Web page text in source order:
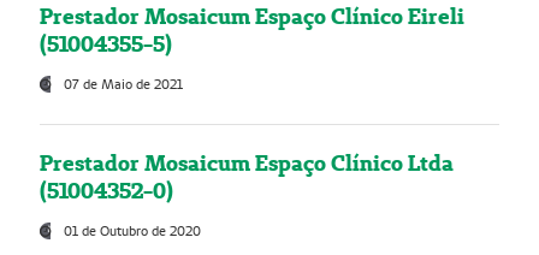
Prestador Mosaicum Espaço Clínico Eireli
(51004355-5)
07 de Maio de 2021
Prestador Mosaicum Espaço Clínico Ltda
(51004352-0)
01 de Outubro de 2020